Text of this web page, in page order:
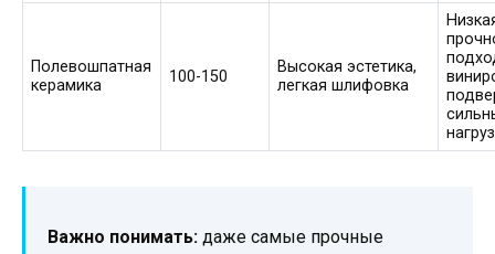
Полевошпатная
керамика
100-150
Высокая эстетика,
легкая шлифовка
Важно понимать: даже самые прочные